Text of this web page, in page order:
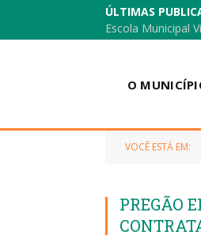
ÚLTIMAS
O
VOCÊ ESTÁ EM:
PREGÃO